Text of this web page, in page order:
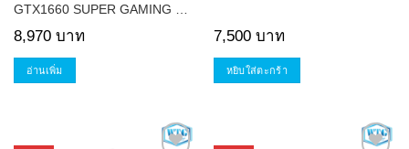
GTX1660 SUPER GAMING X
6GB
8,970 บาท
อ่านเพิ่ม
7,500 บาท
หยิบใส่ตะกร้า